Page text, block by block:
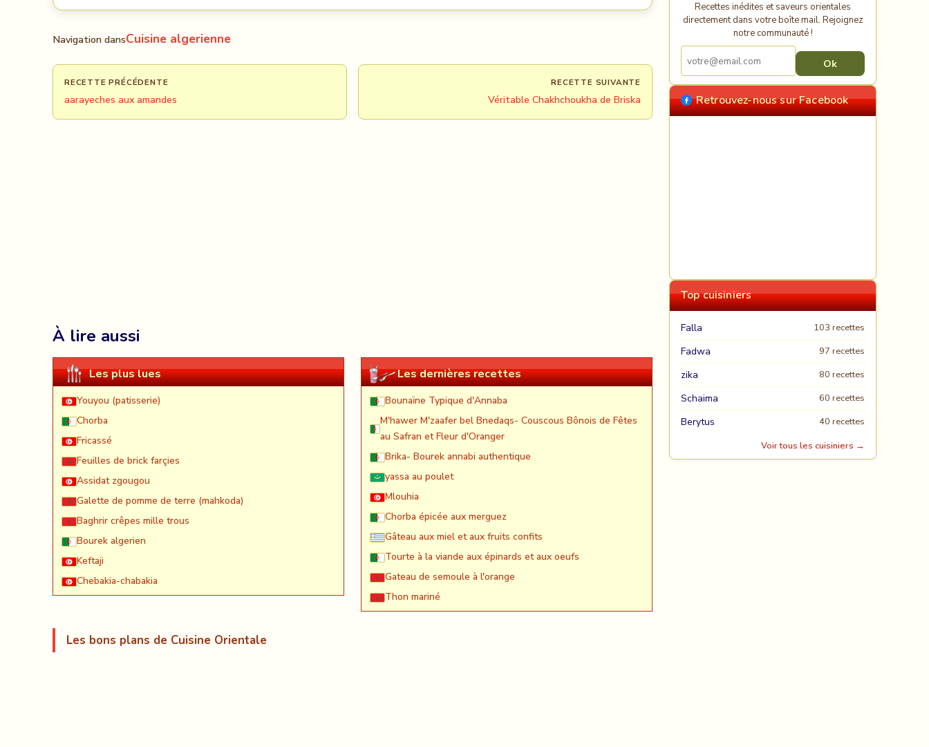
Navigation dansCuisine algerienne
RECETTE PRÉCÉDENTE
aarayeches aux amandes
RECETTE SUIVANTE
Véritable Chakhchoukha de Briska
À lire aussi
Les plus lues
Youyou (patisserie)
Chorba
Fricassé
Feuilles de brick farçies
Assidat zgougou
Galette de pomme de terre (mahkoda)
Baghrir crêpes mille trous
Bourek algerien
Keftaji
Chebakia-chabakia
Les dernières recettes
Bounaïne Typique d'Annaba
M'hawer M'zaafer bel Bnedaqs- Couscous Bônois de Fêtes
au Safran et Fleur d'Oranger
Brika- Bourek annabi authentique
yassa au poulet
Mlouhia
Chorba épicée aux merguez
Gâteau aux miel et aux fruits confits
Tourte à la viande aux épinards et aux oeufs
Gateau de semoule à l'orange
Thon mariné
Les bons plans de Cuisine Orientale
Recettes inédites et saveurs orientales
directement dans votre boîte mail. Rejoignez
notre communauté !
Retrouvez-nous sur Facebook
Top cuisiniers
Falla 103 recettes
Fadwa 97 recettes
zika 80 recettes
Schaima 60 recettes
Berytus
40 recettes
Voir tous les cuisiniers →